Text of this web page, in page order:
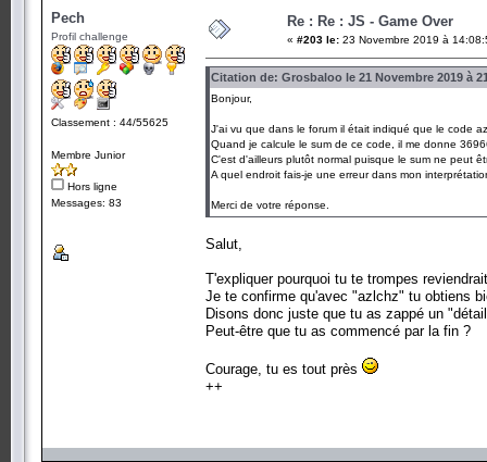
Pech
Profil challenge
Classement : 44/55625
Membre Junior
Hors ligne
Messages: 83
Re : Re : JS - Game Over
« #203 le: 23 Novembre 2019 à
Citation de: Grosbaloo le 21 Novembre 2019 à
Bonjour,
J'ai vu que dans le forum il était indiqué que le code
Quand je calcule le sum de ce code, il me donne
C'est d'ailleurs plutôt normal puisque le sum ne peut
A quel endroit fais-je une erreur dans mon
Merci de votre réponse.
Salut,
T'expliquer pourquoi tu te trompes
Je te confirme qu'avec "azlchz" tu obtiens
Disons donc juste que tu as zappé un
Peut-être que tu as commencé par la fin ?
Courage, tu es tout près
++